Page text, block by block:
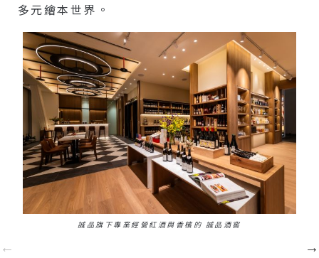
多元繪本世界。
誠品旗下專業經營紅酒與香檳的 誠品酒窖